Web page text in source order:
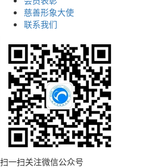
慈善形象大使
联系我们
扫一扫关注微信公众号